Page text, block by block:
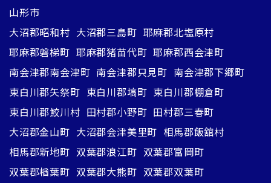
山形市
大沼郡昭和村 大沼郡三島町 耶麻郡北塩原村
耶麻郡磐梯町 耶麻郡猪苗代町 耶麻郡西会津町
南会津郡南会津町 南会津郡只見町 南会津郡下郷町
東白川郡矢祭町 東白川郡塙町 東白川郡棚倉町
東白川郡鮫川村 田村郡小野町 田村郡三春町
大沼郡金山町 大沼郡会津美里町 相馬郡飯舘村
相馬郡新地町 双葉郡浪江町 双葉郡富岡町
双葉郡楢葉町 双葉郡大熊町 双葉郡双葉町